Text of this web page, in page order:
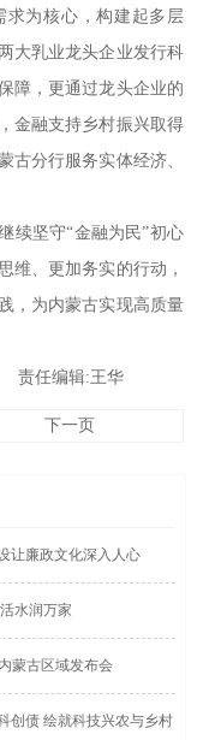
求为核心，构建起多层
大乳业龙头企业发行科
障，更通过龙头企业的
金融支持乡村振兴取得
古分行服务实体经济、
续坚守“金融为民”初心
维、更加务实的行动，
，为内蒙古实现高质量
责任编辑:王华
下一页
让廉政文化深入人心
水润万家
蒙古区域发布会
创债 绘就科技兴农与乡村